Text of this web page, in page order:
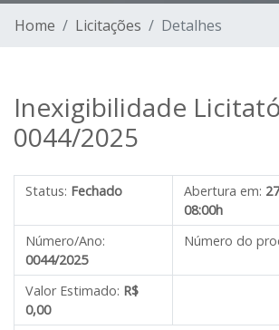
Home Licitações Detalhes
Inexigibilidade
0044/2025
Status: Fechado Abertura em:
08:00h
Número/Ano:
0044/2025
Número do
Valor Estimado: R$
0,00